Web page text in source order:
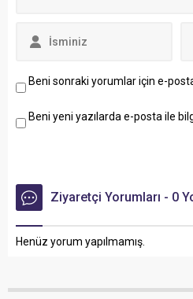
Beni sonraki yorumlar için e-
Beni yeni yazılarda e-posta ile
Ziyaretçi Yorumları - 0
Henüz yorum yapılmamış.